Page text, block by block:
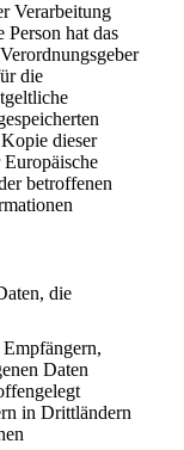
Verarbeitung
Person hat das
die
dieser
betroffenen
die
Daten
in Drittländern